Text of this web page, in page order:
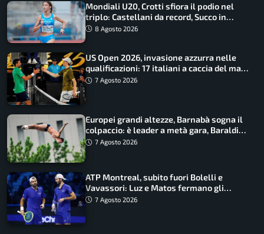
Mondiali U20, Crotti sfiora il podio nel
triplo: Castellani da record, Succo in
finale
8 Agosto 2026
US Open 2026, invasione azzurra nelle
qualificazioni: 17 italiani a caccia del main
draw7 Agosto 2026
Europei grandi altezze, Barnabà sogna il
colpaccio: è leader a metà gara, Baraldi
ancora in corsa
7 Agosto 2026
ATP Montreal, subito fuori Bolelli e
Vavassori: Luz e Matos fermano gli
azzurri
7 Agosto 2026